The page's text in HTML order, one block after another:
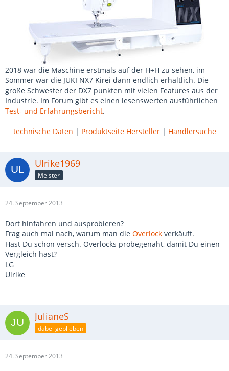
2018 war die Maschine erstmals auf der H+H zu sehen, im
Sommer war die JUKI NX7 Kirei dann endlich erhältlich. Die
große Schwester der DX7 punkten mit vielen Features aus der
Industrie. Im Forum gibt es einen lesenswerten ausführlichen
Test- und Erfahrungsbericht.
technische Daten | Produktseite Hersteller| Händlersuche
Ulrike1969
Meister
24. September 2013
Dort hinfahren und ausprobieren?
Frag auch mal nach, warum man die Overlock verkäuft.
Hast Du schon versch. Overlocks probegenäht, damit Du einen
Vergleich hast?
LG
Ulrike
JulianeS
dabei geblieben
24. September 2013